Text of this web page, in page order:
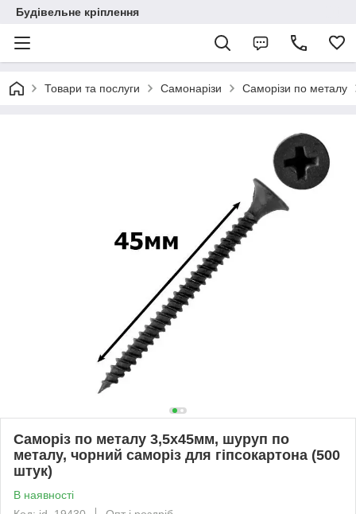
Будівельне кріплення
Товари та послуги Самонарізи Саморізи по металу
Саморіз по металу 3,5х45мм, шуруп по
металу, чорний саморіз для гіпсокартона (500
штук)
В наявності